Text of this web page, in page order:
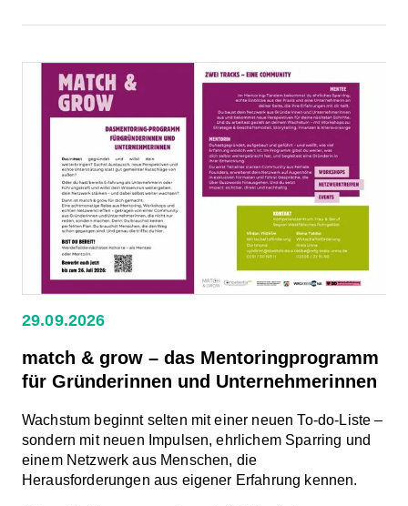
Ost“
29.09.2026
match & grow – das Mentoringprogramm
für Gründerinnen und Unternehmerinnen
Wachstum beginnt selten mit einer neuen To-do-Liste –
sondern mit neuen Impulsen, ehrlichem Sparring und
einem Netzwerk aus Menschen, die
Herausforderungen aus eigener Erfahrung kennen.